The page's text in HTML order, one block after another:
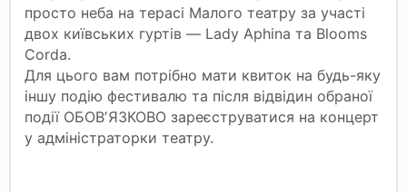
просто неба на терасі Малого театру за участі
двох київських гуртів — Lady Aphina та Blooms
Corda.
Для цього вам потрібно мати квиток на будь-яку
іншу подію фестивалю та після відвідин обраної
події ОБОВʼЯЗКОВО зареєструватися на концерт
у адміністраторки театру.